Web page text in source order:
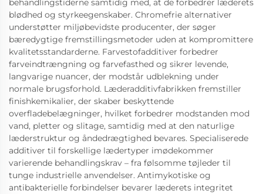
behandlingstiderne samtidig med, at de forbedrer læderets
blødhed og styrkeegenskaber. Chromefrie alternativer
understøtter miljøbevidste producenter, der søger
bæredygtige fremstillingsmetoder uden at kompromittere
kvalitetsstandarderne. Farvestofadditiver forbedrer
farveindtrængning og farvefasthed og sikrer levende,
langvarige nuancer, der modstår udblekning under
normale brugsforhold. Læderadditivfabrikken fremstiller
finishkemikalier, der skaber beskyttende
overfladebelægninger, hvilket forbedrer modstanden mod
vand, pletter og slitage, samtidig med at den naturlige
læderstruktur og åndedrægtighed bevares. Specialiserede
additiver til forskellige lædertyper imødekommer
varierende behandlingskrav – fra følsomme tøjleder til
tunge industrielle anvendelser. Antimykotiske og
antibakterielle forbindelser bevarer læderets integritet